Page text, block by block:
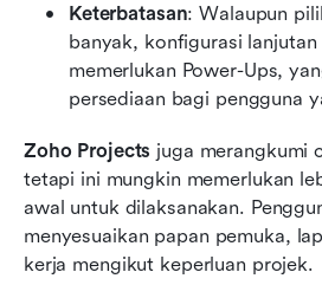
Keterbatasan: Walaupun
banyak, konfigurasi lanjutan
memerlukan Power-Ups,
persediaan bagi pengguna
Zoho Projects juga merangkumi
tetapi ini mungkin memerlukan
awal untuk dilaksanakan.
menyesuaikan papan pemuka,
kerja mengikut keperluan projek.